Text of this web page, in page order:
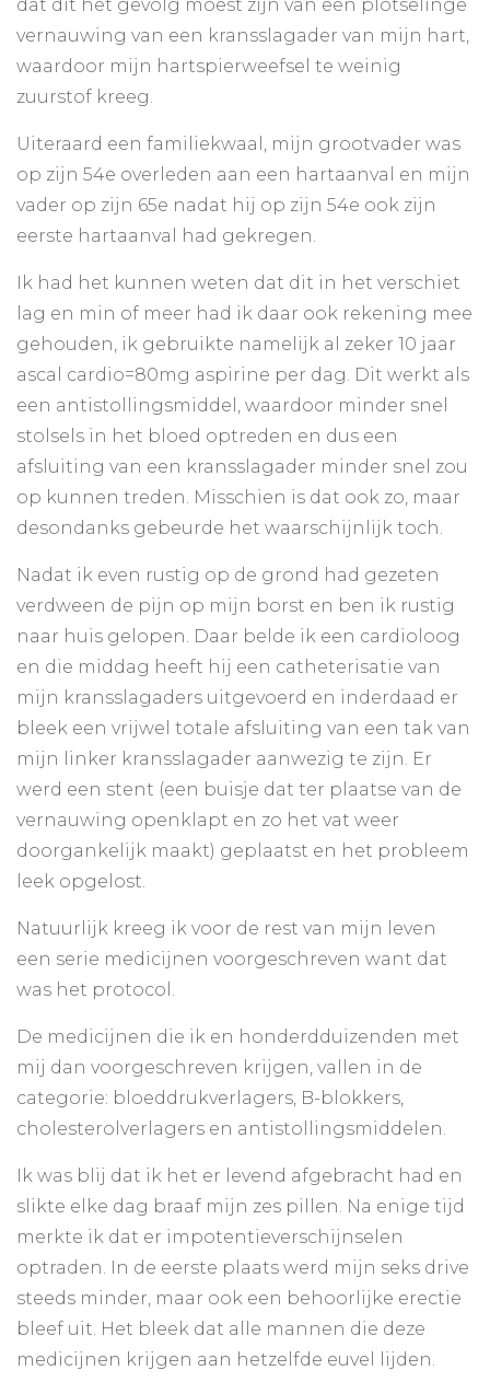
dat dit het gevolg moest zijn van een plotselinge
vernauwing van een kransslagader van mijn hart,
waardoor mijn hartspierweefsel te weinig
zuurstof kreeg.
Uiteraard een familiekwaal, mijn grootvader was
op zijn 54e overleden aan een hartaanval en mijn
vader op zijn 65e nadat hij op zijn 54e ook zijn
eerste hartaanval had gekregen.
Ik had het kunnen weten dat dit in het verschiet
lag en min of meer had ik daar ook rekening mee
gehouden, ik gebruikte namelijk al zeker 10 jaar
ascal cardio=80mg aspirine per dag. Dit werkt als
een antistollingsmiddel, waardoor minder snel
stolsels in het bloed optreden en dus een
afsluiting van een kransslagader minder snel zou
op kunnen treden. Misschien is dat ook zo, maar
desondanks gebeurde het waarschijnlijk toch.
Nadat ik even rustig op de grond had gezeten
verdween de pijn op mijn borst en ben ik rustig
naar huis gelopen. Daar belde ik een cardioloog
en die middag heeft hij een catheterisatie van
mijn kransslagaders uitgevoerd en inderdaad er
bleek een vrijwel totale afsluiting van een tak van
mijn linker kransslagader aanwezig te zijn. Er
werd een stent (een buisje dat ter plaatse van de
vernauwing openklapt en zo het vat weer
doorgankelijk maakt) geplaatst en het probleem
leek opgelost.
Natuurlijk kreeg ik voor de rest van mijn leven
een serie medicijnen voorgeschreven want dat
was het protocol.
De medicijnen die ik en honderdduizenden met
mij dan voorgeschreven krijgen, vallen in de
categorie: bloeddrukverlagers, B-blokkers,
cholesterolverlagers en antistollingsmiddelen.
Ik was blij dat ik het er levend afgebracht had en
slikte elke dag braaf mijn zes pillen. Na enige tijd
merkte ik dat er impotentieverschijnselen
optraden. In de eerste plaats werd mijn seks drive
steeds minder, maar ook een behoorlijke erectie
bleef uit. Het bleek dat alle mannen die deze
medicijnen krijgen aan hetzelfde euvel lijden.